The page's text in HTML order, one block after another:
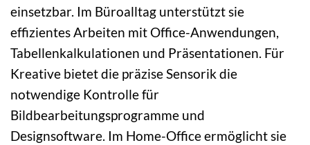
einsetzbar. Im Büroalltag unterstützt sie
effizientes Arbeiten mit Office-Anwendungen,
Tabellenkalkulationen und Präsentationen. Für
Kreative bietet die präzise Sensorik die
notwendige Kontrolle für
Bildbearbeitungsprogramme und
Designsoftware. Im Home-Office ermöglicht sie